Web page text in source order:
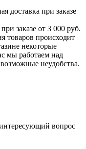
доставка при заказе
заказе от 3 000 руб.
товаров происходит
некоторые
мы работаем над
неудобства.
вопрос